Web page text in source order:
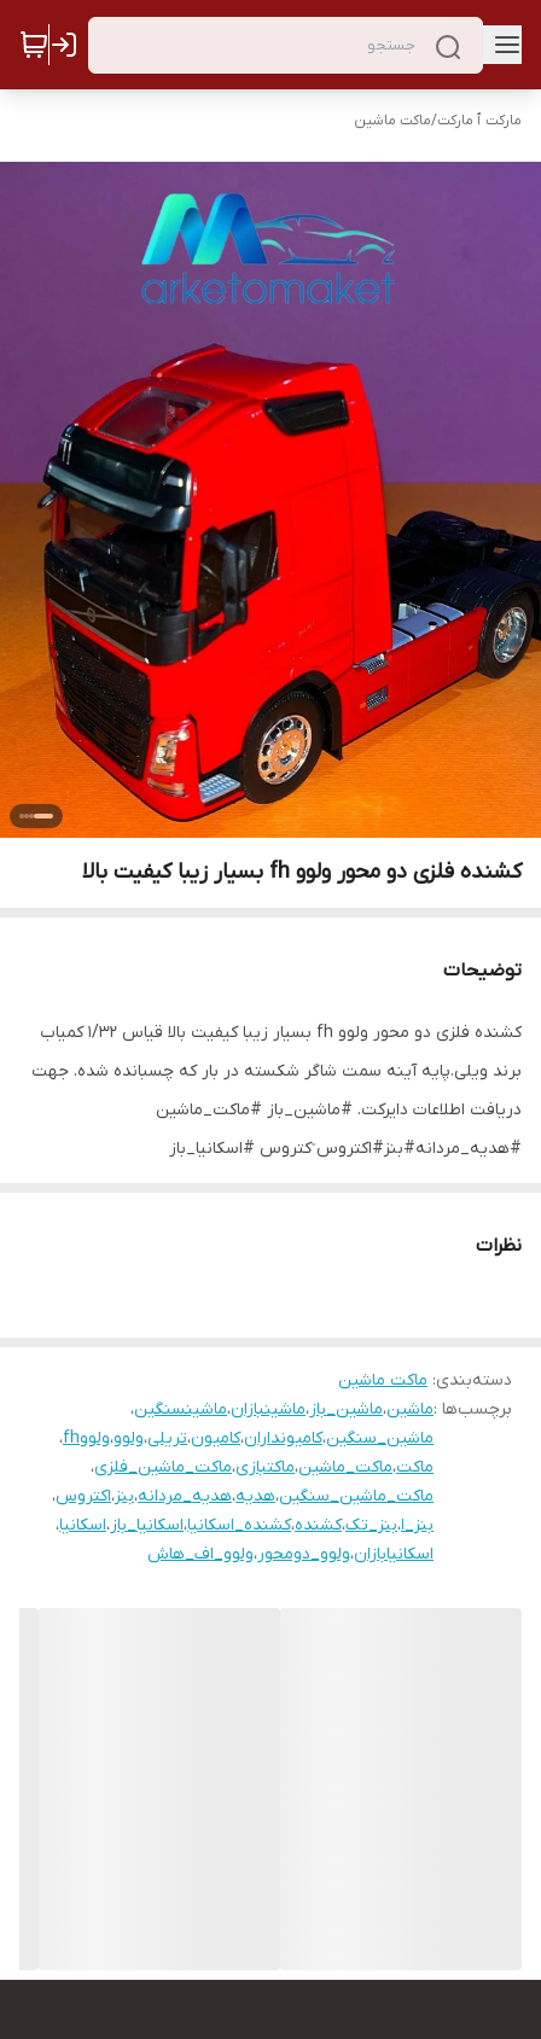
مارکت ٱ مارکت/ماکت ماشین
کشنده فلزی دو محور ولوو fh بسیار زیبا کیفیت بالا
توضیحات
کشنده فلزی دو محور ولوو fh بسیار زیبا کیفیت بالا قیاس ۱/۳۲ کمیاب
برند ویلی.پایه آینه سمت شاگر شکسته در بار که چسبانده شده. جهت
دریافت اطلاعات دایرکت. #ماشین_باز #ماکت_ماشین
#هدیه_مردانه#بنز#اکتروس ٓکتروس #اسکانیا_باز
نظرات
دسته‌بندی: ماکت ماشین
برچسب‌ها :ماشین،ماشین_باز،ماشینبازان،ماشینسنگین،
ماشین_سنگین،کامیونداران،کامیون،تریلی،ولوو،ولووfh
،
ماکت،ماکت_ماشین،ماکتبازی،ماکت_ماشین_فلزی،
ماکت_ماشین_سنگین،هدیه،هدیه_مردانه،بنز،اکتروس،
بنز_ا،بنز_تک،کشنده،کشنده_اسکانیا،اسکانیا_باز،اسکانیا،
اسکانیابازان،ولوو_دومحور،ولوو_اف_هاش